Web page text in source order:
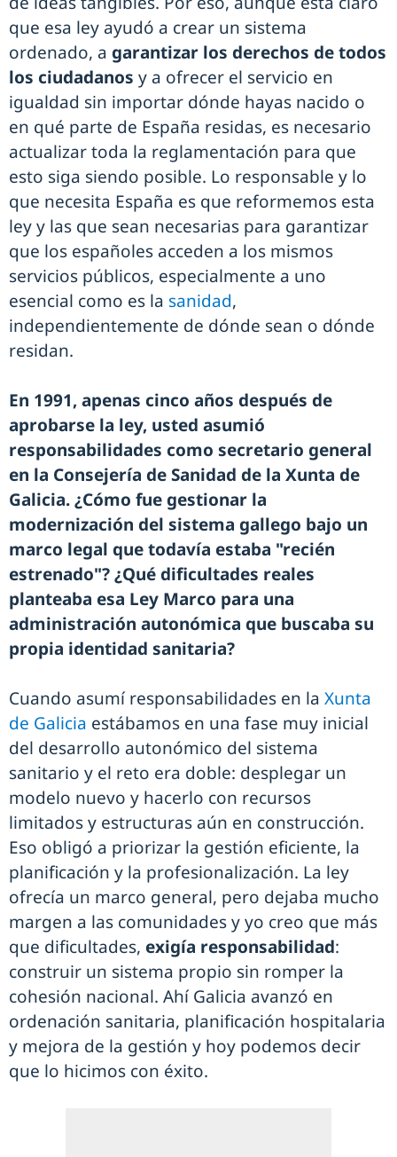
que esa ley ayudó a crear un sistema
ordenado, a garantizar los derechos de todos
los ciudadanos y a ofrecer el servicio en
igualdad sin importar dónde hayas nacido o
en qué parte de España residas, es necesario
actualizar toda la reglamentación para que
esto siga siendo posible. Lo responsable y lo
que necesita España es que reformemos esta
ley y las que sean necesarias para garantizar
que los españoles acceden a los mismos
servicios públicos, especialmente a uno
esencial como es la sanidad,
independientemente de dónde sean o dónde
residan.
En 1991, apenas cinco años después de
aprobarse la ley, usted asumió
responsabilidades como secretario general
en la Consejería de Sanidad de la Xunta de
Galicia. ¿Cómo fue gestionar la
modernización del sistema gallego bajo un
marco legal que todavía estaba "recién
estrenado"? ¿Qué dificultades reales
planteaba esa Ley Marco para una
administración autonómica que buscaba su
propia identidad sanitaria?
Cuando asumí responsabilidades en la Xunta
de Galicia estábamos en una fase muy inicial
del desarrollo autonómico del sistema
sanitario y el reto era doble: desplegar un
modelo nuevo y hacerlo con recursos
limitados y estructuras aún en construcción.
Eso obligó a priorizar la gestión eficiente, la
planificación y la profesionalización. La ley
ofrecía un marco general, pero dejaba mucho
margen a las comunidades y yo creo que más
que dificultades, exigía responsabilidad:
construir un sistema propio sin romper la
cohesión nacional. Ahí Galicia avanzó en
ordenación sanitaria, planificación hospitalaria
y mejora de la gestión y hoy podemos decir
que lo hicimos con éxito.